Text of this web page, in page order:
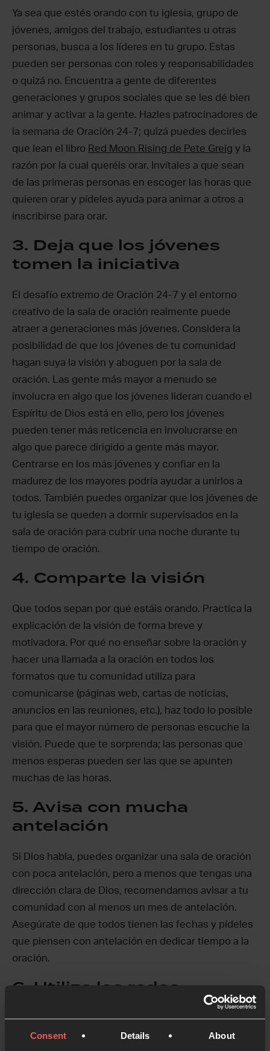
Consent Details About
Ya sea que estés orando con tu iglesia, grupo de
jóvenes, amigos del trabajo, estudiantes u otras
personas, busca a los líderes en tu grupo. Estas
pueden ser personas con roles y responsabilidades
o quizá no. Encuentra a gente de diferentes
generaciones y grupos sociales que se les dé bien
animar y activar a la gente. Hazles patrocinadores de
la semana de Oración 24-7; quizá puedes decirles
que lean el libro Red Moon Rising de Pete Greig y la
razón por la cual queréis orar. Invítales a que sean
de las primeras personas en escoger las horas que
quieren orar y pídeles ayuda para animar a otros a
inscribirse para orar.
3. Deja que los jóvenes
tomen la iniciativa
El desafío extremo de Oración 24-7 y el entorno
creativo de la sala de oración realmente puede
atraer a generaciones más jóvenes. Considera la
posibilidad de que los jóvenes de tu comunidad
hagan suya la visión y aboguen por la sala de
oración. Las gente más mayor a menudo se
involucra en algo que los jóvenes lideran cuando el
Espíritu de Dios está en ello, pero los jóvenes
pueden tener más reticencia en involucrarse en
algo que parece dirigido a gente más mayor.
Centrarse en los más jóvenes y confiar en la
madurez de los mayores podría ayudar a unirlos a
todos. También puedes organizar que los jóvenes de
tu iglesia se queden a dormir supervisados en la
sala de oración para cubrir una noche durante tu
tiempo de oración.
4. Comparte la visión
Que todos sepan por qué estáis orando. Practica la
explicación de la visión de forma breve y
motivadora. Por qué no enseñar sobre la oración y
hacer una llamada a la oración en todos los
formatos que tu comunidad utiliza para
comunicarse (páginas web, cartas de noticias,
anuncios en las reuniones, etc.), haz todo lo posible
para que el mayor número de personas escuche la
visión. Puede que te sorprenda; las personas que
menos esperas pueden ser las que se apunten
muchas de las horas.
5. Avisa con mucha
antelación
Si Dios habla, puedes organizar una sala de oración
con poca antelación, pero a menos que tengas una
dirección clara de Dios, recomendamos avisar a tu
comunidad con al menos un mes de antelación.
Asegúrate de que todos tienen las fechas y pídeles
que piensen con antelación en dedicar tiempo a la
oración.
6. Utiliza las redes
¿Cómo se comunica tu comunidad: por teléfono,